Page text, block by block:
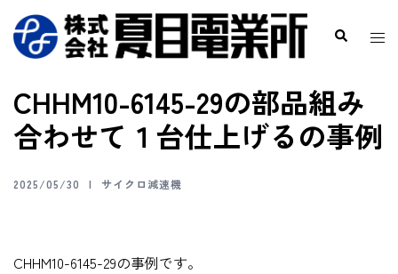
CHHM10-6145-29の部品組み
合わせて１台仕上げるの事例
2025/05/30 サイクロ減速機
CHHM10-6145-29の事例です。